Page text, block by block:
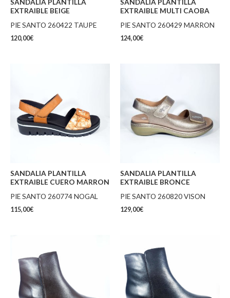
EXTRAIBLE BEIGE
PIE SANTO 260422 TAUPE
120,00€
EXTRAIBLE MULTI CAOBA
PIE SANTO 260429 MARRON
124,00€
SANDALIA PLANTILLA
EXTRAIBLE CUERO MARRON
PIE SANTO 260774 NOGAL
115,00€
SANDALIA PLANTILLA
EXTRAIBLE BRONCE
PIE SANTO 260820 VISON
129,00€